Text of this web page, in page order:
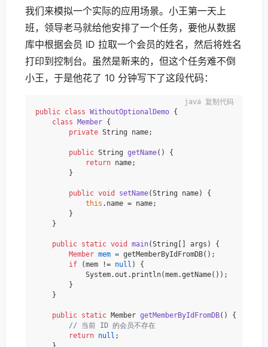
我们来模拟一个实际的应用场景。小王第一天上
班，领导老马就给他安排了一个任务，要他从数据
库中根据会员 ID 拉取一个会员的姓名，然后将姓名
打印到控制台。虽然是新来的，但这个任务难不倒
小王，于是他花了 10 分钟写下了这段代码：
public class WithoutOptionalDemo {
class Member {
private String name;
public String getName()
{
return name;
        }
public void setName(String name)
{
this .name = name;
        }
    }
public static void main(String[] args)
{
Member mem = getMemberByIdFromDB();
if (mem != null ) {
            System.out.println(mem.getName());
        }
    }
public static Member getMemberByIdFromDB()
{
// 当前 ID 的会员不存在
return null ;
复制代码